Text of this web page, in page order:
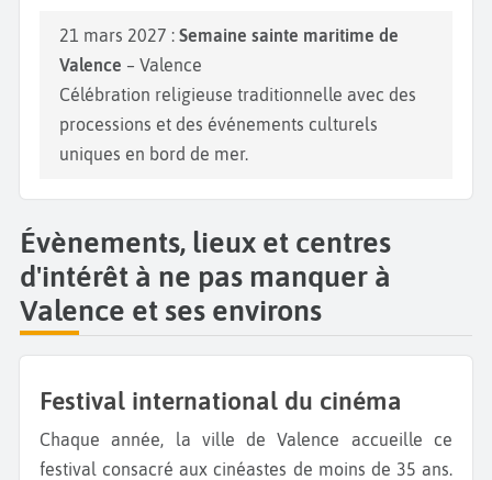
21 mars 2027 : Semaine sainte maritime de
Valence – Valence
Célébration religieuse traditionnelle avec des
processions et des événements culturels
uniques en bord de mer.
Évènements, lieux et centres
d'intérêt à ne pas manquer à
Valence et ses environs
Festival international du cinéma
Chaque année, la ville de Valence accueille ce
festival consacré aux cinéastes de moins de 35 ans.